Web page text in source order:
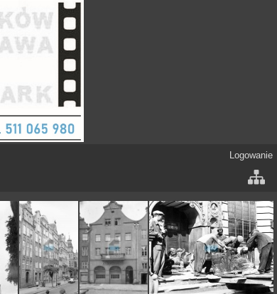
Logowanie